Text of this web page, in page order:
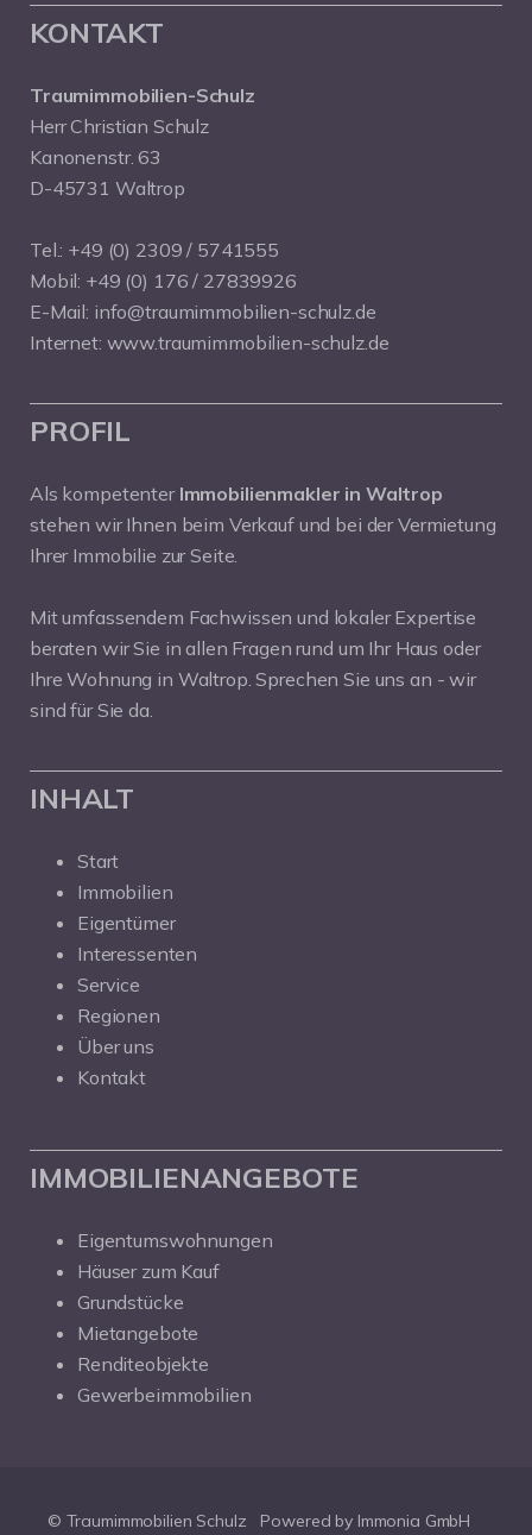
KONTAKT
Traumimmobilien-Schulz
Herr Christian Schulz
Kanonenstr. 63
D-45731 Waltrop
Tel.: +49 (0) 2309 / 5741555
Mobil: +49 (0) 176 / 27839926
E-Mail: info@traumimmobilien-schulz.de
Internet: www.traumimmobilien-schulz.de
PROFIL
Als kompetenter Immobilienmakler in Waltrop
stehen wir Ihnen beim Verkauf und bei der Vermietung
Ihrer Immobilie zur Seite.
Mit umfassendem Fachwissen und lokaler Expertise
beraten wir Sie in allen Fragen rund um Ihr Haus oder
Ihre Wohnung in Waltrop. Sprechen Sie uns an - wir
sind für Sie da.
INHALT
Start
Immobilien
Eigentümer
Interessenten
Service
Regionen
Über uns
Kontakt
IMMOBILIENANGEBOTE
Eigentumswohnungen
Häuser zum Kauf
Grundstücke
Mietangebote
Renditeobjekte
Gewerbeimmobilien
© Traumimmobilien Schulz Powered by Immonia GmbH